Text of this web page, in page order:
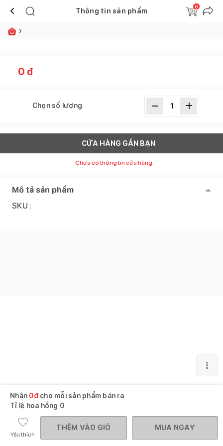
Thông tin sản phẩm
0
0 đ
Chọn số lượng
CỬA HÀNG GẦN BẠN
Chưa có thông tin cửa hàng.
Mô tả sản phẩm
SKU :
Nhận 0đcho mỗi sản phẩm bán ra
Tỉ lệ hoa hồng 0
Yêu thích
THÊM VÀO GIỎ MUA NGAY